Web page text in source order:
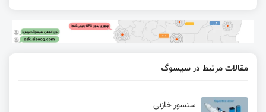
مقالات مرتبط در سیسوگ
سنسور خازنی